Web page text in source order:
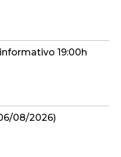
08/2026)
del Llano